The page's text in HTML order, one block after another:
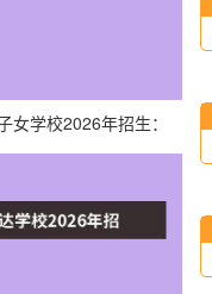
女学校2026年招生：
，G5录取率30%